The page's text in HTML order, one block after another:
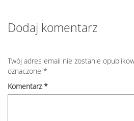
Dodaj komentarz
Twój adres email nie zostanie
oznaczone *
Komentarz*